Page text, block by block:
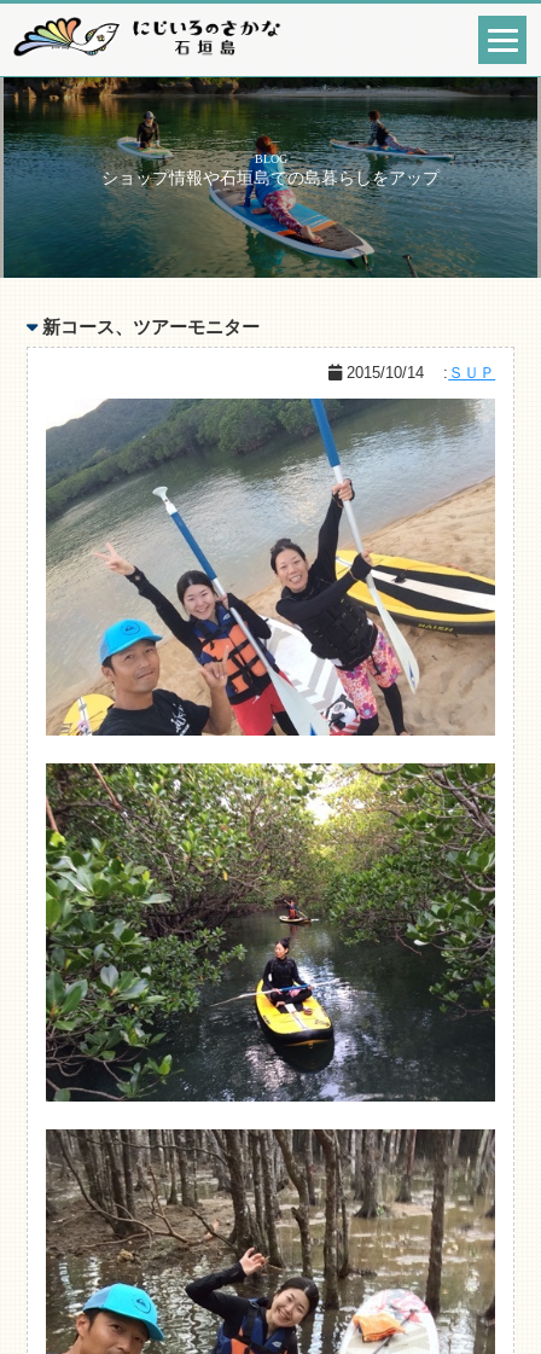
BLOG
ショップ情報や石垣島での島暮らしをアップ
新コース、ツアーモニター
2015/10/14 : ＳＵＰ